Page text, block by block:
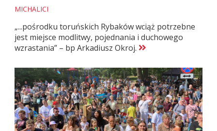
MICHALICI
„...pośrodku toruńskich Rybaków wciąż potrzebne
jest miejsce modlitwy, pojednania i duchowego
wzrastania” – bp Arkadiusz Okroj.